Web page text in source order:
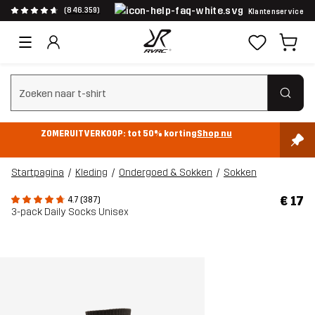
(846.359) Klantenservice
Zoeken wissen
ZOMERUITVERKOOP: tot 50% kortingShop nu
Startpagina Kleding Ondergoed & Sokken Sokken
4.7 (387)
3-pack Daily Socks Unisex
€ 17